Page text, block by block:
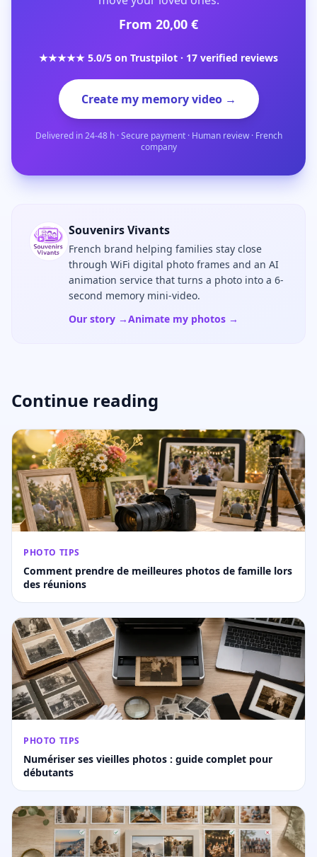
From 20,00 €
★★★★★ 5.0/5 on Trustpilot · 17 verified reviews
Create my memory video →
Delivered in 24-48 h · Secure payment · Human review · French
company
Souvenirs Vivants
French brand helping families stay close
through WiFi digital photo frames and an AI
animation service that turns a photo into a 6-
second memory mini-video.
Our story →Animate my photos →
Continue reading
PHOTO TIPS
Comment prendre de meilleures photos de famille lors
des réunions
PHOTO TIPS
Numériser ses vieilles photos : guide complet pour
débutants